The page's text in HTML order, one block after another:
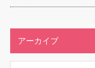
アーカイブ